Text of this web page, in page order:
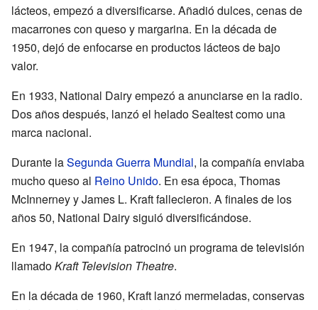
lácteos, empezó a diversificarse. Añadió dulces, cenas de
macarrones con queso y margarina. En la década de
1950, dejó de enfocarse en productos lácteos de bajo
valor.
En 1933, National Dairy empezó a anunciarse en la radio.
Dos años después, lanzó el helado Sealtest como una
marca nacional.
Durante laSegunda Guerra Mundial, la compañía enviaba
mucho queso al Reino Unido. En esa época, Thomas
McInnerney y James L. Kraft fallecieron. A finales de los
años 50, National Dairy siguió diversificándose.
En 1947, la compañía patrocinó un programa de televisión
llamadoKraft Television Theatre.
En la década de 1960, Kraft lanzó mermeladas, conservas